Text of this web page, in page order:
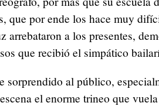
que por ende los hace muy
arrebataron a los presentes,
que recibió el simpático
sorprendido al público,
el enorme trineo que